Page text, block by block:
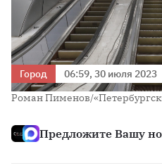
Город
06:59, 30 июля 2023
Роман Пименов/
Предложите Вашу